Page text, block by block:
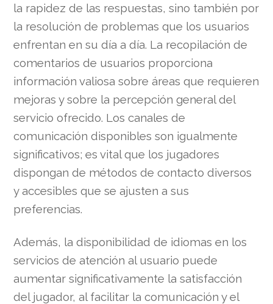
la rapidez de las respuestas, sino también por
la resolución de problemas que los usuarios
enfrentan en su día a día. La recopilación de
comentarios de usuarios proporciona
información valiosa sobre áreas que requieren
mejoras y sobre la percepción general del
servicio ofrecido. Los canales de
comunicación disponibles son igualmente
significativos; es vital que los jugadores
dispongan de métodos de contacto diversos
y accesibles que se ajusten a sus
preferencias.
Además, la disponibilidad de idiomas en los
servicios de atención al usuario puede
aumentar significativamente la satisfacción
del jugador, al facilitar la comunicación y el